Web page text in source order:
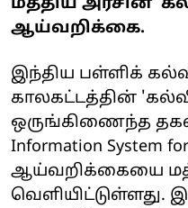
ஆய்வறிக்கை.
இந்திய பள்ளிக்
காலகட்டத்தின்
ஒருங்கிணைந்த
Information System
ஆய்வறிக்கையை
வெளியிட்டுள்ளது.